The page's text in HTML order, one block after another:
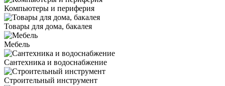
Компьютеры и периферия
Товары для дома, бакалея
Мебель
Сантехника и водоснабжение
Строительный инструмент